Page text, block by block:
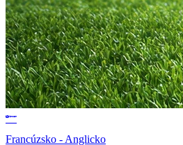
Francúzsko - Anglicko